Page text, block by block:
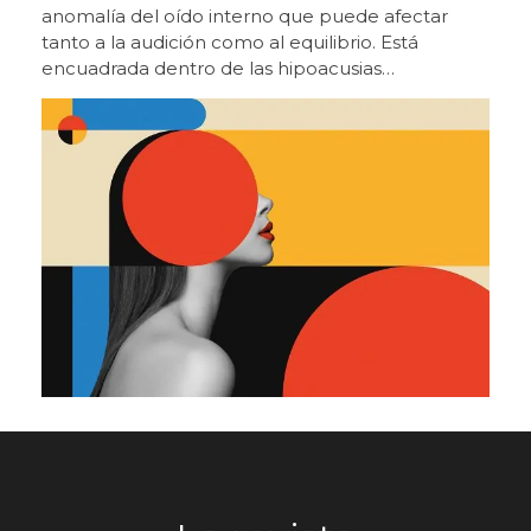
de servicio, con vocación de referencia
internacional”. Carlos García, Country Manager de
GN, destaca que “este nuevo centro es una
palanca para seguir mejorando nuestro servicio,
ganar capacidad, estrechar aún más la relación
con nuestros clientes y continuar creciendo con
una propuesta cada vez más sólida para el
General Manager del Sur de Europa y Brasil,
señala que “cuando te rodeas de gente con tanto
talento y tanta fuerza, el impacto se multiplica, y
este proyecto refleja muy bien lo que somos
como compañía, una organización unida,
proactiva, cercana al cliente y con ambición de
seguir siendo una referencia en nuestro sector”.
el acto de ayer tuvo también un marcado
estrategia definida. “Queríamos invitar a los
ópticos a subirse a un proyecto con rumbo claro,
en un entorno cambiante, y mostrarles que hay
oportunidades reales de crecimiento”, explicaba
Jezabel Bueno, responsable del proyecto de
Beltone Ópticas, al término de la edición de 2026.
La propuesta ha facilitado tanto el reencuentro
con clientes como la generación de nuevas
oportunidades, con un notable interés por parte
de ópticas que ya trabajan la audiología o que
valoran incorporarla. Beltone Ópticas crece
como plataforma de desarrollo En el marco de la
feria, Beltone ha mostrado la evolución de su
proyecto Beltone Ópticas, que alcanza su cuarto
año con una propuesta reforzada en formación,
marketing y acompañamiento al profesional. El